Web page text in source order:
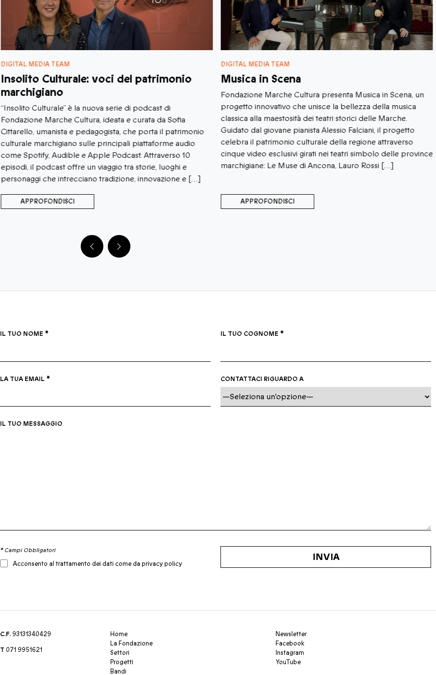
DIGITAL MEDIA TEAM
Insolito Culturale: voci del patrimonio
marchigiano
“Insolito Culturale” è la nuova serie di podcast di
Fondazione Marche Cultura, ideata e curata da Sofia
Cittarello, umanista e pedagogista, che porta il patrimonio
culturale marchigiano sulle principali piattaforme audio
come Spotify, Audible e Apple Podcast. Attraverso 10
episodi, il podcast offre un viaggio tra storie, luoghi e
personaggi che intrecciano tradizione, innovazione e […]
APPROFONDISCI
DIGITAL MEDIA TEAM
Musica in Scena
Fondazione Marche Cultura presenta Musica in Scena, un
progetto innovativo che unisce la bellezza della musica
classica alla maestosità dei teatri storici delle Marche.
Guidato dal giovane pianista Alessio Falciani, il progetto
celebra il patrimonio culturale della regione attraverso
cinque video esclusivi girati nei teatri simbolo delle province
marchigiane: Le Muse di Ancona, Lauro Rossi […]
APPROFONDISCI
IL TUO NOME * IL TUO COGNOME *
LA TUA EMAIL * CONTATTACI RIGUARDO A
IL TUO MESSAGGIO
* Campi Obbligatori
Acconsento al trattamento dei dati come da privacy policy
INVIA
C.F.93131340429
T 071 9951621
Home
La Fondazione
Settori
Progetti
Bandi
Newsletter
Facebook
Instagram
YouTube